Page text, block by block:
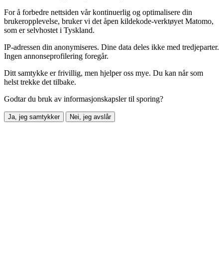
For å forbedre nettsiden vår kontinuerlig og optimalisere din
brukeropplevelse, bruker vi det åpen kildekode-verktøyet Matomo,
som er selvhostet i Tyskland.
IP-adressen din anonymiseres. Dine data deles ikke med tredjeparter.
Ingen annonseprofilering foregår.
Ditt samtykke er frivillig, men hjelper oss mye. Du kan når som
helst trekke det tilbake.
Godtar du bruk av informasjonskapsler til sporing?
Ja, jeg samtykker Nei, jeg avslår